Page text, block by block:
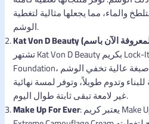
والماء، مما يجعلها مثالية لتغطية
الوشم.
تشتهر Kat Von D Beauty بكريم Lock-It Concealer Crème وLock-It
Foundation، وهي توفر منتجات ذات صبغة عالية تخفي الوشم
وتدوم طويلاً، وتوفر لمسة نهائية
غير لامعة تبقى ثابتة طوال اليوم.
Make Up For Ever: يعتبر كريم Make Up For Ever’s Full Cover